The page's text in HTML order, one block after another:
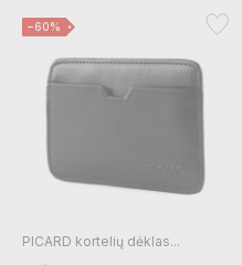
−60%
PICARD kortelių dėklas...